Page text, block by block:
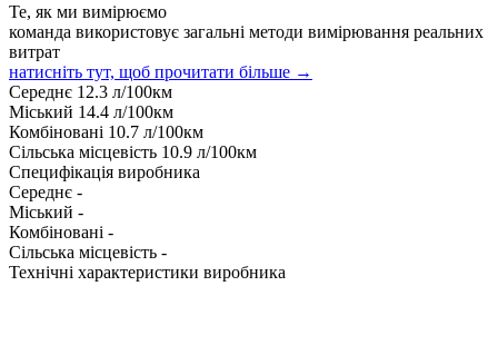
Те, як ми вимірюємо
команда використовує загальні методи вимірювання реальних
витрат
натисніть тут, щоб прочитати більше →
Середнє 12.3 л/100км
Міський 14.4 л/100км
Комбіновані 10.7 л/100км
Сільська місцевість 10.9 л/100км
Специфікація виробника
Середнє -
Міський -
Комбіновані -
Сільська місцевість -
Технічні характеристики виробника